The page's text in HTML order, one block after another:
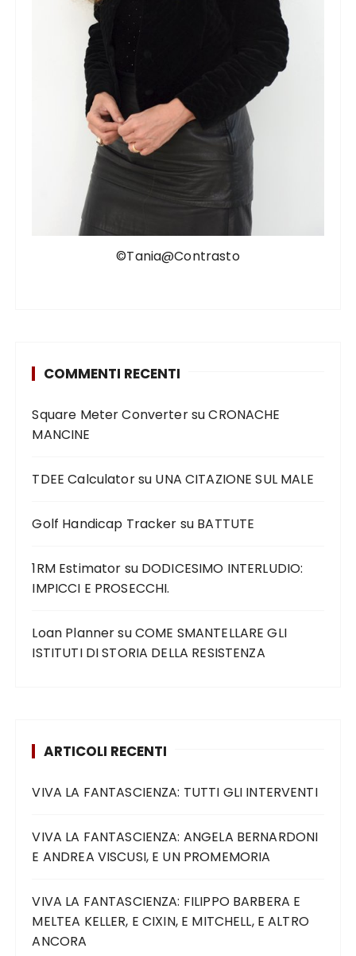
©Tania@Contrasto
COMMENTI RECENTI
Square Meter ConvertersuCRONACHE
MANCINE
TDEE Calculatorsu UNA CITAZIONE SUL MALE
Golf Handicap Tracker su BATTUTE
1RM Estimator su DODICESIMO INTERLUDIO:
IMPICCI E PROSECCHI.
Loan PlannersuCOME SMANTELLARE GLI
ISTITUTI DI STORIA DELLA RESISTENZA
ARTICOLI RECENTI
VIVA LA FANTASCIENZA: TUTTI GLI INTERVENTI
VIVA LA FANTASCIENZA: ANGELA BERNARDONI
E ANDREA VISCUSI, E UN PROMEMORIA
VIVA LA FANTASCIENZA: FILIPPO BARBERA E
MELTEA KELLER, E CIXIN, E MITCHELL, E ALTRO
ANCORA